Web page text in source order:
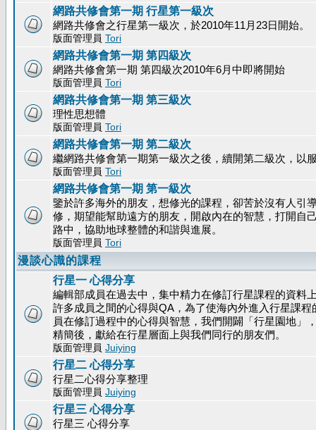
網路共修會第一期 行星第一級次
網路共修會之行星第一級次，於2010年11月23日開始。
版面管理員 Tori
網路共修會第一期 第四級次
網路共修會第一期 第四級次2010年6月中即將開始
版面管理員 Tori
網路共修會第一期 第三級次
理性思想體
版面管理員 Tori
網路共修會第一期 第二級次
繼網路共修會第一期第一級次之後，續開第二級次，以
版面管理員 Tori
網路共修會第一期 第一級次
鑒於許多海外的朋友，想修光的課程，卻苦於沒有人引
修，期望能幫助遠方的朋友，開啟內在的智慧，打開自
路中，協助地球整體的和諧與進展。
版面管理員 Tori
漫談心識的課程
行星一 心得分享
編輯部成員在過去中，集中精力在修訂行星課程的資料
許多成員之間的心得與QA，為了使海內外進入行星課
員在修訂過程中的心得與智慧，我們開闢「行星園地」
精簡後，獻給在行星層面上與我們同行的朋友們。
版面管理員 Juiying
行星二 心得分享
行星二心得分享整理
版面管理員 Juiying
行星三 心得分享
行星三 心得分享